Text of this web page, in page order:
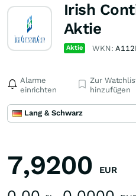
Irish
Aktie
Aktie WKN:
Alarme
einrichten
Zur
hinzufügen
Lang & Schwarz
7,9200 EUR